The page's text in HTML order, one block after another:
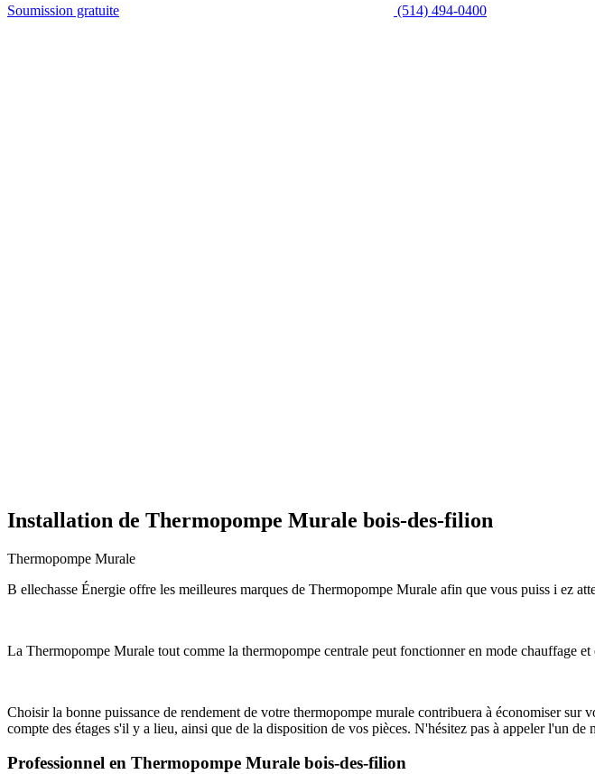
Soumission gratuite (514) 494-0400
Installation de Thermopompe Murale bois-des-filion
Thermopompe Murale
B ellechasse Énergie offre les meilleures marques de Thermopompe Murale afin que vous puiss i ez
La Thermopompe Murale tout comme la thermopompe centrale peut fonctionner en mode chauffage
Choisir la bonne puissance de rendement de votre thermopompe murale contribuera à économiser
compte des étages s'il y a lieu, ainsi que de la disposition de vos pièces. N'hésitez pas à appeler l'un de
Professionnel en Thermopompe Murale bois-des-filion